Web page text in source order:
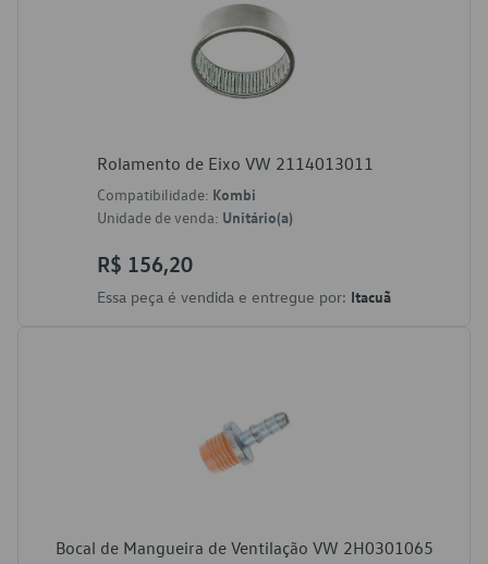
Rolamento de Eixo VW 2114013011
Compatibilidade: Kombi
Unidade de venda: Unitário(a)
R$ 156,20
Essa peça é vendida e entregue por: Itacuã
Bocal de Mangueira de Ventilação VW 2H0301065